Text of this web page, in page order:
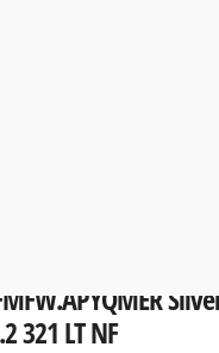
321 LT NF